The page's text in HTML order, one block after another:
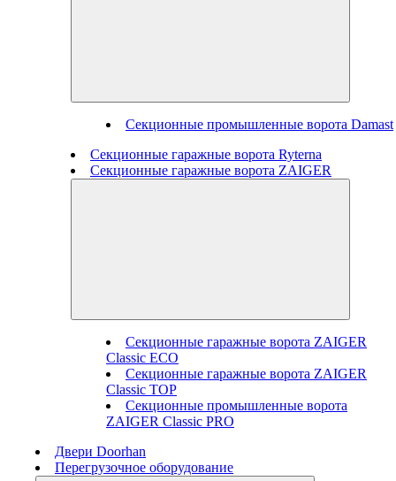
Секционные промышленные ворота Damast
Секционные гаражные ворота Ryterna
Секционные гаражные ворота ZAIGER
Секционные гаражные ворота ZAIGER
Classic ECO
Секционные гаражные ворота ZAIGER
Classic TOP
Секционные промышленные ворота
ZAIGER Classic PRO
Двери Doorhan
Перегрузочное оборудование